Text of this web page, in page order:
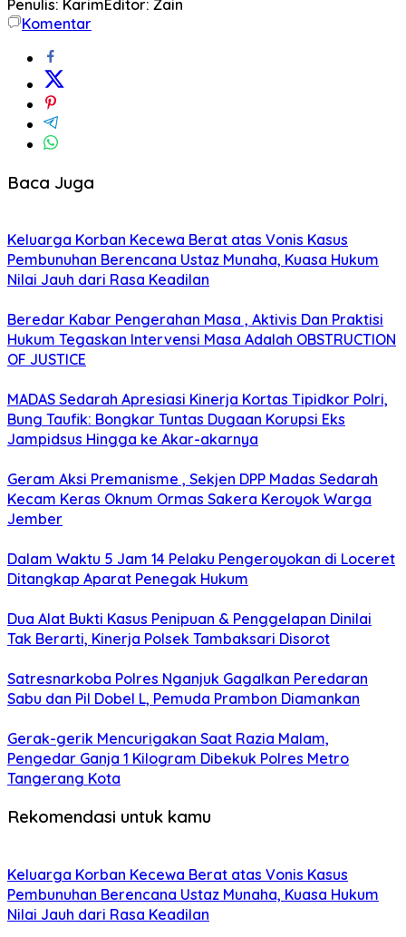
Penulis: KarimEditor: Zain
Komentar
Baca Juga
Keluarga Korban Kecewa Berat atas Vonis Kasus
Pembunuhan Berencana Ustaz Munaha, Kuasa Hukum
Nilai Jauh dari Rasa Keadilan
Beredar Kabar Pengerahan Masa , Aktivis Dan Praktisi
Hukum Tegaskan Intervensi Masa Adalah OBSTRUCTION
OF JUSTICE
MADAS Sedarah Apresiasi Kinerja Kortas Tipidkor Polri,
Bung Taufik: Bongkar Tuntas Dugaan Korupsi Eks
Jampidsus Hingga ke Akar-akarnya
Geram Aksi Premanisme , Sekjen DPP Madas Sedarah
Kecam Keras Oknum Ormas Sakera Keroyok Warga
Jember
Dalam Waktu 5 Jam 14 Pelaku Pengeroyokan di Loceret
Ditangkap Aparat Penegak Hukum
Dua Alat Bukti Kasus Penipuan & Penggelapan Dinilai
Tak Berarti, Kinerja Polsek Tambaksari Disorot
Satresnarkoba Polres Nganjuk Gagalkan Peredaran
Sabu dan Pil Dobel L, Pemuda Prambon Diamankan
Gerak-gerik Mencurigakan Saat Razia Malam,
Pengedar Ganja 1 Kilogram Dibekuk Polres Metro
Tangerang Kota
Rekomendasi untuk kamu
Keluarga Korban Kecewa Berat atas Vonis Kasus
Pembunuhan Berencana Ustaz Munaha, Kuasa Hukum
Nilai Jauh dari Rasa Keadilan